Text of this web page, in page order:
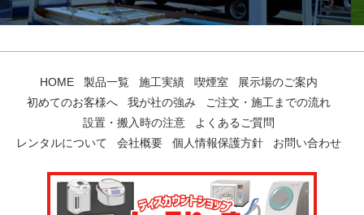
HOME 製品一覧 施工実績 喫煙室
展示場のご案内
初めてのお客様へ
我が社の強み
ご注文・施工までの流れ
設置・搬入時の注意
よくあるご質問
レンタルについて
会社概要 個人情報保護方針 お問い合わせ